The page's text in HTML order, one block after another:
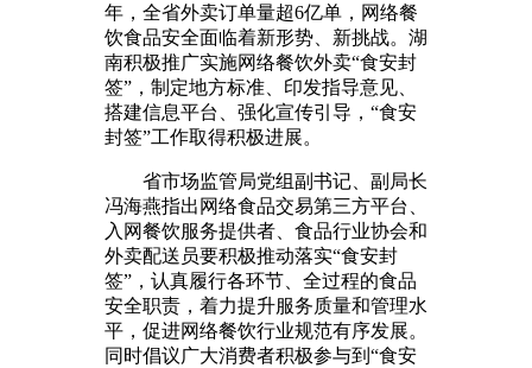
年，全省外卖订单量超6亿单，网络餐
饮食品安全面临着新形势、新挑战。湖
南积极推广实施网络餐饮外卖“食安封
签”，制定地方标准、印发指导意见、
搭建信息平台、强化宣传引导，“食安
封签”工作取得积极进展。
省市场监管局党组副书记、副局长
冯海燕指出网络食品交易第三方平台、
入网餐饮服务提供者、食品行业协会和
外卖配送员要积极推动落实“食安封
签”，认真履行各环节、全过程的食品
安全职责，着力提升服务质量和管理水
平，促进网络餐饮行业规范有序发展。
同时倡议广大消费者积极参与到“食安